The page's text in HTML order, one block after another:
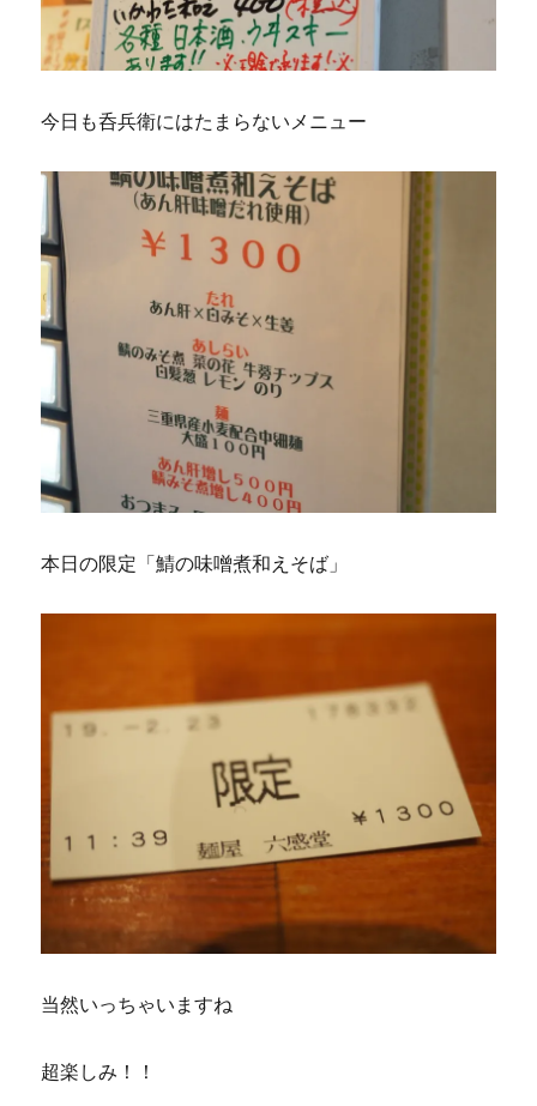
今日も呑兵衛にはたまらないメニュー
本日の限定「鯖の味噌煮和えそば」
当然いっちゃいますね
超楽しみ！！